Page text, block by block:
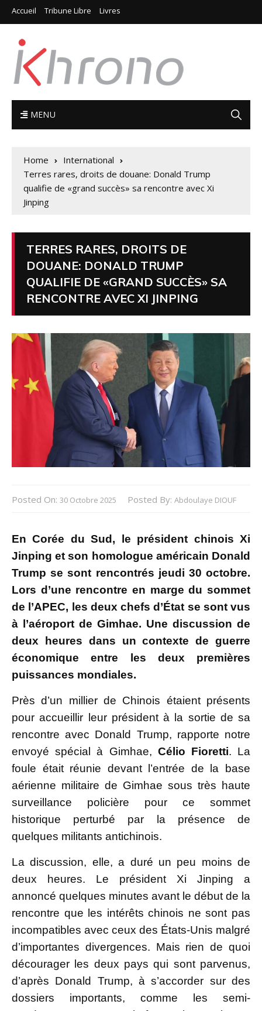
Accueil Tribune Libre Livres
MENU
Home
International
Terres rares, droits de douane: Donald Trump
qualifie de «grand succès» sa rencontre avec Xi
Jinping
TERRES RARES, DROITS DE
DOUANE: DONALD TRUMP
QUALIFIE DE «GRAND SUCCÈS» SA
RENCONTRE AVEC XI JINPING
Posted On: 30 Octobre 2025 Posted By: Abdoulaye DIOUF
En Corée du Sud, le président chinois Xi
Jinping et son homologue américain Donald
Trump se sont rencontrés jeudi 30 octobre.
Lors d’une rencontre en marge du sommet
de l’APEC, les deux chefs d’État se sont vus
à l’aéroport de Gimhae. Une discussion de
deux heures dans un contexte de guerre
économique entre les deux premières
puissances mondiales.
Près d’un millier de Chinois étaient présents
pour accueillir leur président à la sortie de sa
rencontre avec Donald Trump, rapporte notre
envoyé spécial à Gimhae, Célio Fioretti. La
foule était réunie devant l’entrée de la base
aérienne militaire de Gimhae sous très haute
surveillance policière pour ce sommet
historique perturbé par la présence de
quelques militants antichinois.
La discussion, elle, a duré un peu moins de
deux heures. Le président Xi Jinping a
annoncé quelques minutes avant le début de la
rencontre que les intérêts chinois ne sont pas
incompatibles avec ceux des États-Unis malgré
d’importantes divergences. Mais rien de quoi
décourager les deux pays qui sont parvenus,
d’après Donald Trump, à s’accorder sur des
dossiers importants, comme les semi-